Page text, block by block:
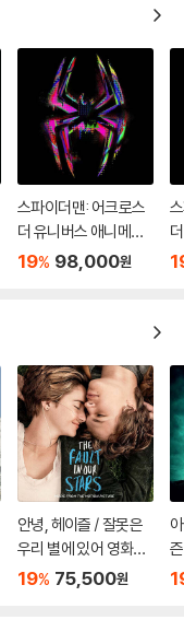
스파이더맨: 어크로스
더 유니버스 애니메이
션 음악 (Spider-Man:
19% 98,000원
안녕, 헤이즐 / 잘못은
우리 별에 있어 영화음
악 (The Fault In Our
19% 75,500원
r: